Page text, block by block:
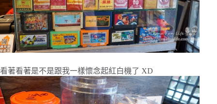
看著看著是不是跟我一樣懷念起紅白機了 XD